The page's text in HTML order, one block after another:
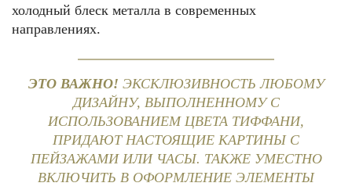
холодный блеск металла в современных
направлениях.
ЭТО ВАЖНО! ЭКСКЛЮЗИВНОСТЬ ЛЮБОМУ
ДИЗАЙНУ, ВЫПОЛНЕННОМУ С
ИСПОЛЬЗОВАНИЕМ ЦВЕТА ТИФФАНИ,
ПРИДАЮТ НАСТОЯЩИЕ КАРТИНЫ С
ПЕЙЗАЖАМИ ИЛИ ЧАСЫ. ТАКЖЕ УМЕСТНО
ВКЛЮЧИТЬ В ОФОРМЛЕНИЕ ЭЛЕМЕНТЫ